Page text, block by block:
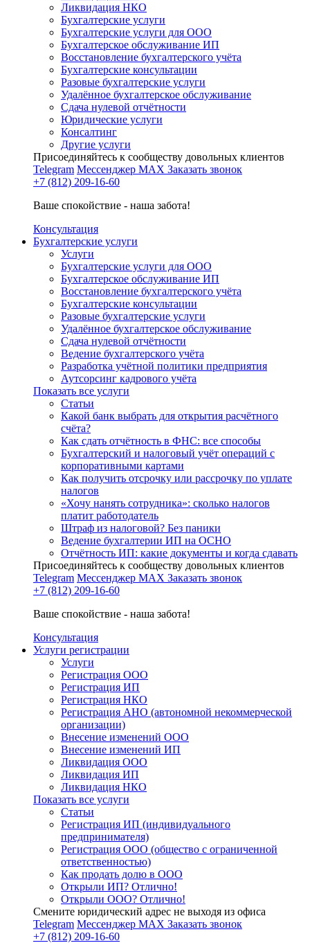
Ликвидация НКО
Бухгалтерские услуги
Бухгалтерские услуги для ООО
Бухгалтерское обслуживание ИП
Восстановление бухгалтерского учёта
Бухгалтерские консультации
Разовые бухгалтерские услуги
Удалённое бухгалтерское обслуживание
Сдача нулевой отчётности
Юридические услуги
Консалтинг
Другие услуги
Присоединяйтесь к сообществу довольных клиентов
Telegram Мессенджер MAX Заказать звонок
+7 (812) 209-16-60
Ваше спокойствие - наша забота!
Консультация
Бухгалтерские услуги
Услуги
Бухгалтерские услуги для ООО
Бухгалтерское обслуживание ИП
Восстановление бухгалтерского учёта
Бухгалтерские консультации
Разовые бухгалтерские услуги
Удалённое бухгалтерское обслуживание
Сдача нулевой отчётности
Ведение бухгалтерского учёта
Разработка учётной политики предприятия
Аутсорсинг кадрового учёта
Показать все услуги
Статьи
Какой банк выбрать для открытия расчётного
счёта?
Как сдать отчётность в ФНС: все способы
Бухгалтерский и налоговый учёт операций с
корпоративными картами
Как получить отсрочку или рассрочку по уплате
налогов
«Хочу нанять сотрудника»: сколько налогов
платит работодатель
Штраф из налоговой? Без паники
Ведение бухгалтерии ИП на ОСНО
Отчётность ИП: какие документы и когда сдавать
Присоединяйтесь к сообществу довольных клиентов
Telegram Мессенджер MAX Заказать звонок
+7 (812) 209-16-60
Ваше спокойствие - наша забота!
Консультация
Услуги регистрации
Услуги
Регистрация ООО
Регистрация ИП
Регистрация НКО
Регистрация АНО (автономной некоммерческой
организации)
Внесение изменений ООО
Внесение изменений ИП
Ликвидация ООО
Ликвидация ИП
Ликвидация НКО
Показать все услуги
Статьи
Регистрация ИП (индивидуального
предпринимателя)
Регистрация ООО (общество с ограниченной
ответственностью)
Как продать долю в ООО
Открыли ИП? Отлично!
Открыли ООО? Отлично!
Смените юридический адрес не выходя из офиса
Telegram Мессенджер MAX Заказать звонок
+7 (812) 209-16-60